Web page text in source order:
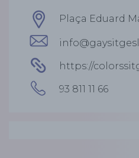
Plaça Eduard
https://
93 811 11 66